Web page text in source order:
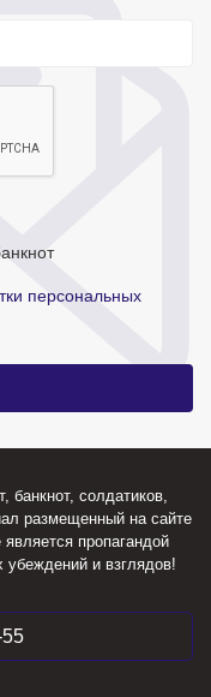
персональных
солдатиков,
размещенный на сайте
пропагандой
убеждений и взглядов!